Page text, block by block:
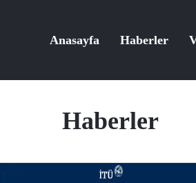
Anasayfa Haberler
Haberler